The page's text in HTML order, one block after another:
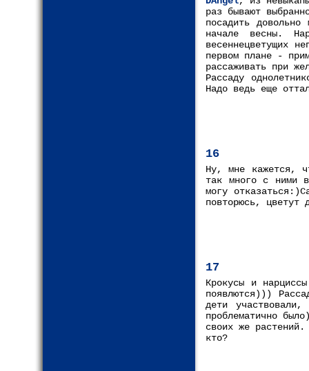
раз бывают
посадить
начале весны.
весеннецветущих
первом плане -
рассаживать при
Рассаду
Надо ведь еще
16
Ну, мне кажется,
так много с ними
могу
повторюсь, цветут
17
Крокусы и
появлются)))
дети
проблематично
своих же
кто?